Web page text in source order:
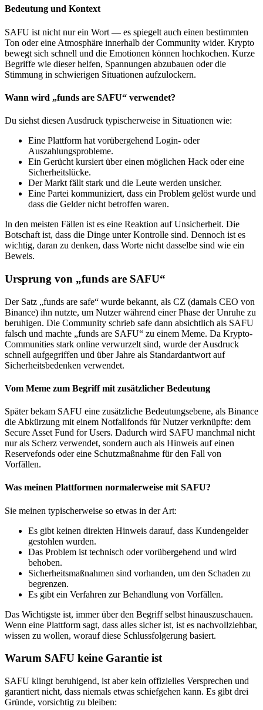
Bedeutung und Kontext
SAFU ist nicht nur ein Wort — es spiegelt auch einen bestimmten
Ton oder eine Atmosphäre innerhalb der Community wider. Krypto
bewegt sich schnell und die Emotionen können hochkochen. Kurze
Begriffe wie dieser helfen, Spannungen abzubauen oder die
Stimmung in schwierigen Situationen aufzulockern.
Wann wird „funds are SAFU“ verwendet?
Du siehst diesen Ausdruck typischerweise in Situationen wie:
Eine Plattform hat vorübergehend Login- oder
Auszahlungsprobleme.
Ein Gerücht kursiert über einen möglichen Hack oder eine
Sicherheitslücke.
Der Markt fällt stark und die Leute werden unsicher.
Eine Partei kommuniziert, dass ein Problem gelöst wurde und
dass die Gelder nicht betroffen waren.
In den meisten Fällen ist es eine Reaktion auf Unsicherheit. Die
Botschaft ist, dass die Dinge unter Kontrolle sind. Dennoch ist es
wichtig, daran zu denken, dass Worte nicht dasselbe sind wie ein
Beweis.
Ursprung von „funds are SAFU“
Der Satz „funds are safe“ wurde bekannt, als CZ (damals CEO von
Binance) ihn nutzte, um Nutzer während einer Phase der Unruhe zu
beruhigen. Die Community schrieb safe dann absichtlich als SAFU
falsch und machte „funds are SAFU“ zu einem Meme. Da Krypto-
Communities stark online verwurzelt sind, wurde der Ausdruck
schnell aufgegriffen und über Jahre als Standardantwort auf
Sicherheitsbedenken verwendet.
Vom Meme zum Begriff mit zusätzlicher Bedeutung
Später bekam SAFU eine zusätzliche Bedeutungsebene, als Binance
die Abkürzung mit einem Notfallfonds für Nutzer verknüpfte: dem
Secure Asset Fund for Users. Dadurch wird SAFU manchmal nicht
nur als Scherz verwendet, sondern auch als Hinweis auf einen
Reservefonds oder eine Schutzmaßnahme für den Fall von
Vorfällen.
Was meinen Plattformen normalerweise mit SAFU?
Sie meinen typischerweise so etwas in der Art:
Es gibt keinen direkten Hinweis darauf, dass Kundengelder
gestohlen wurden.
Das Problem ist technisch oder vorübergehend und wird
behoben.
Sicherheitsmaßnahmen sind vorhanden, um den Schaden zu
begrenzen.
Es gibt ein Verfahren zur Behandlung von Vorfällen.
Das Wichtigste ist, immer über den Begriff selbst hinauszuschauen.
Wenn eine Plattform sagt, dass alles sicher ist, ist es nachvollziehbar,
wissen zu wollen, worauf diese Schlussfolgerung basiert.
Warum SAFU keine Garantie ist
SAFU klingt beruhigend, ist aber kein offizielles Versprechen und
garantiert nicht, dass niemals etwas schiefgehen kann. Es gibt drei
Gründe, vorsichtig zu bleiben: